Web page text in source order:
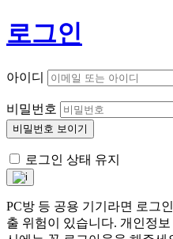
로그인
아이디
비밀번호
비밀번호 보이기
로그인 상태 유지
PC방 등 공용 기기라면 로그
출 위험이 있습니다. 개인정